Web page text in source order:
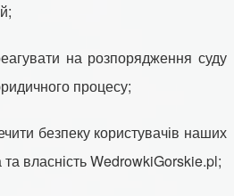
на розпорядження суду
процесу;
безпеку користувачів наших
та власність WedrowkiGorskie.pl;